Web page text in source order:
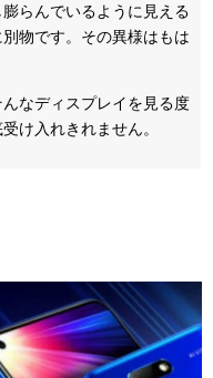
らんでいるように見える
物です。その異様はもは
なディスプレイを見る度
け入れきれません。